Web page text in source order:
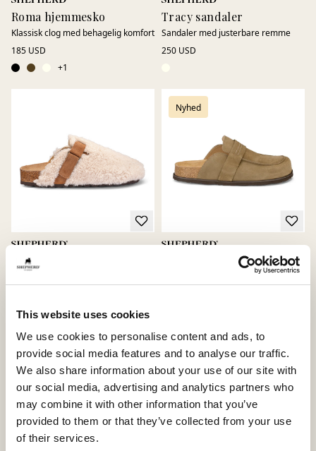
This website uses cookies
We use cookies to personalise content and ads, to
provide social media features and to analyse our traffic.
We also share information about your use of our site with
our social media, advertising and analytics partners who
may combine it with other information that you’ve
provided to them or that they’ve collected from your use
of their services.
Roma hjemmesko
Klassisk clog med behagelig komfort
185 USD
+1
Tracy sandaler
Sandaler med justerbare remme
250 USD
Roma hjemmesko
+1
Nyhed
Petra hjemmesko
Tidløs loafer i ruskind med diskrete
Nyhed